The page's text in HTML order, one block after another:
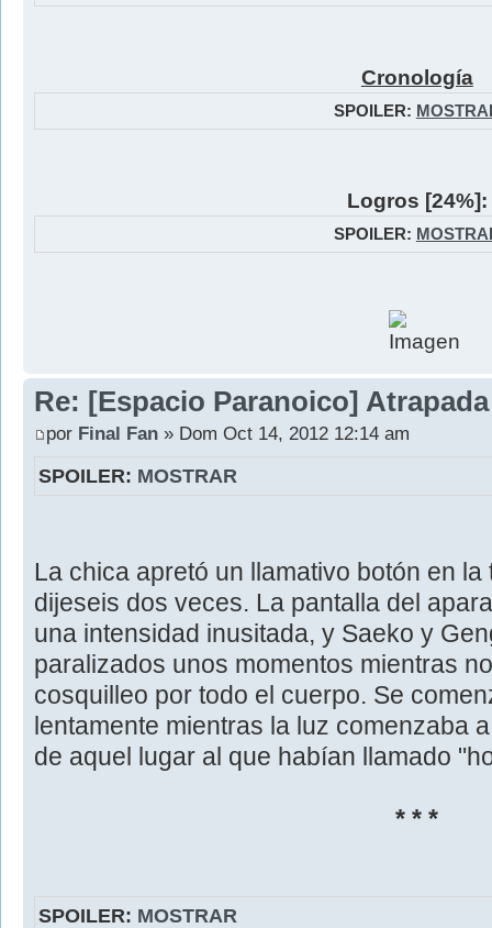
Cronología
SPOILER:
Logros [24%]:
SPOILER:
Re: [Espacio Paranoico] Atrapada
por Final Fan » Dom Oct 14, 2012 12:14 am
SPOILER: MOSTRAR
La chica apretó un llamativo botón en
dijeseis dos veces. La pantalla del
una intensidad inusitada, y Saeko y
paralizados unos momentos mientras
cosquilleo por todo el cuerpo. Se
lentamente mientras la luz comenzaba
de aquel lugar al que habían llamado
* * *
SPOILER: MOSTRAR